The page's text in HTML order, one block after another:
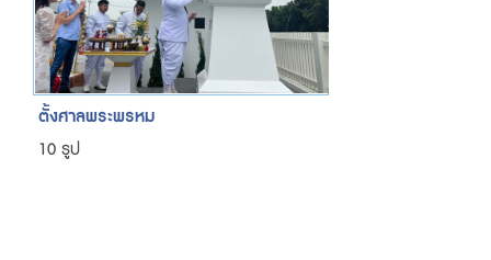
ตั้งศาลพระพรหม
10 รูป